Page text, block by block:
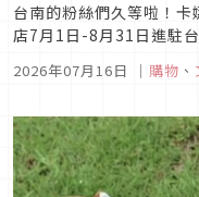
台南的粉絲們久等啦！
店7月1日-8月31日進駐
著小動物們現身各位的
療癒日常！現場打造五大
的「星夜同樂會...
2026年07月16日 ｜ 購物 、